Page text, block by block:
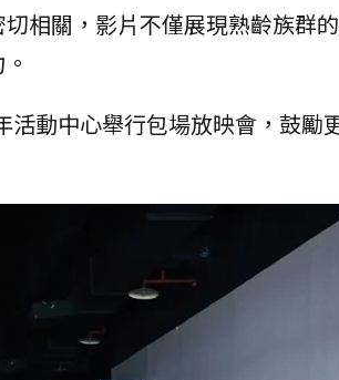
相關，影片不僅展現熟齡族群
動中心舉行包場放映會，鼓勵